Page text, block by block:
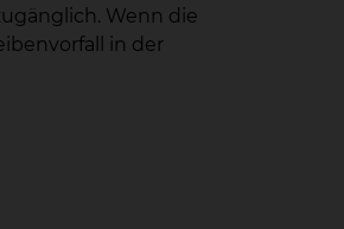
Wenn die
in der